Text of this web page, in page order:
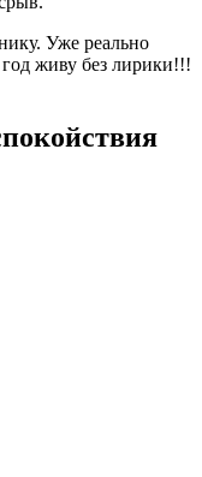
Уже реально
живу без лирики!!!